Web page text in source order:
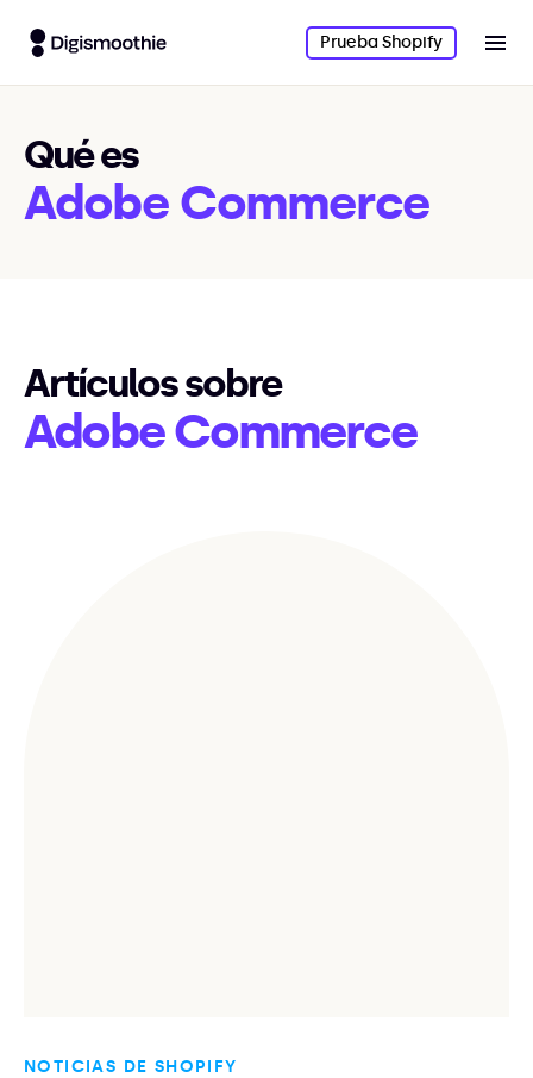
Prueba Shopify
Qué es
Adobe Commerce
Artículos sobre
Adobe Commerce
NOTICIAS DE SHOPIFY